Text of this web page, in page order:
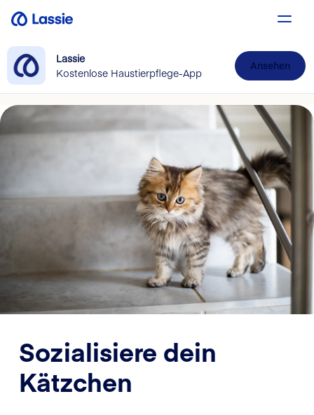
Lassie
Kostenlose Haustierpflege-App
Ansehen
Sozialisiere dein
Kätzchen